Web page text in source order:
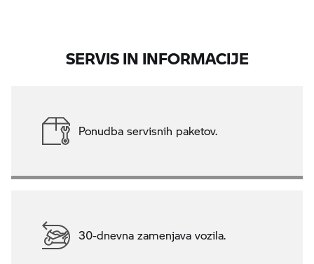
SERVIS IN INFORMACIJE
Ponudba servisnih paketov.
30-dnevna zamenjava vozila.